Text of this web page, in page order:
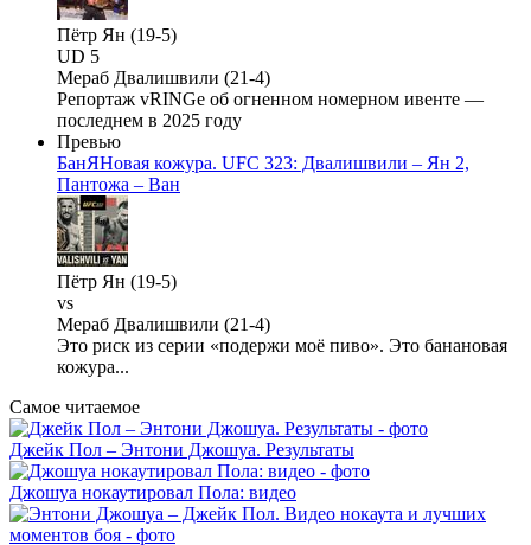
Пётр Ян (19-5)
UD 5
Мераб Двалишвили (21-4)
Репортаж vRINGe об огненном номерном ивенте —
последнем в 2025 году
Превью
БанЯНовая кожура. UFC 323: Двалишвили – Ян 2,
Пантожа – Ван
Пётр Ян (19-5)
vs
Мераб Двалишвили (21-4)
Это риск из серии «подержи моё пиво». Это банановая
кожура...
Самое читаемое
Джейк Пол – Энтони Джошуа. Результаты
Джошуа нокаутировал Пола: видео